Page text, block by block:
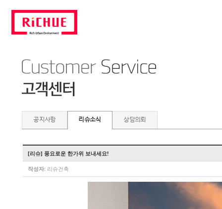
공지사항 리슈소식 상담의뢰
[리슈] 풍요로운 한가위 보내세요!
작성자: 리슈건축